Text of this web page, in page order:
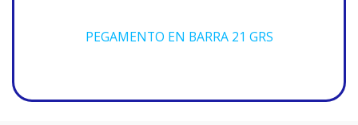
PEGAMENTO EN BARRA 21 GRS